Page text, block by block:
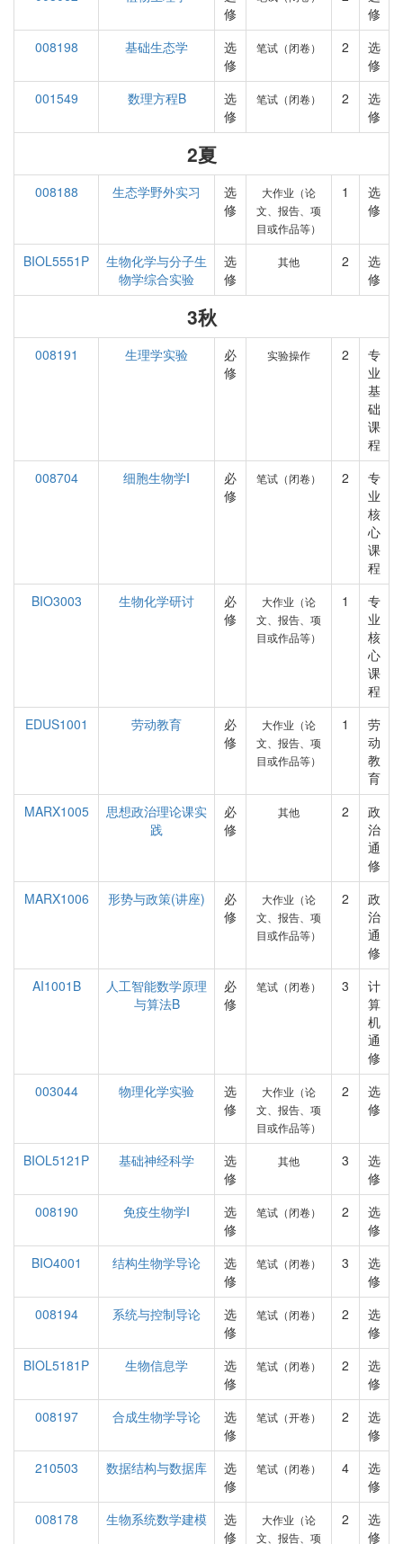
修
修
008198
基础生态学
选
修
笔试（闭卷） 2
选
修
001549
数理方程B
选
修
笔试（闭卷） 2
选
修
2夏
008188 生态学野外实习
选
修
大作业（论
文、报告、项
目或作品等）
1
选
修
BIOL5551P
生物化学与分子生
物学综合实验
选
修
其他 2
选
修
3秋
008191 生理学实验
必
修
实验操作 2
专
业
基
础
课
程
008704
细胞生物学I
必
修
笔试（闭卷） 2
专
业
核
心
课
程
BIO3003
生物化学研讨
必
修
大作业（论
文、报告、项
目或作品等）
1
专
业
核
心
课
程
EDUS1001
劳动教育
必
修
大作业（论
文、报告、项
目或作品等）
1
劳
动
教
育
MARX1005
思想政治理论课实
践
必
修
其他 2
政
治
通
修
MARX1006
形势与政策(讲座)
必
修
大作业（论
文、报告、项
目或作品等）
2
政
治
通
修
AI1001B
人工智能数学原理
与算法B
必
修
笔试（闭卷） 3
计
算
机
通
修
003044
物理化学实验
选
修
大作业（论
文、报告、项
目或作品等）
2
选
修
BIOL5121P 基础神经科学
选
修
其他 3
选
修
008190
免疫生物学I
选
修
笔试（闭卷） 2
选
修
BIO4001
结构生物学导论
选
修
笔试（闭卷） 3
选
修
008194
系统与控制导论
选
修
笔试（闭卷） 2
选
修
BIOL5181P
生物信息学
选
修
笔试（闭卷） 2
选
修
008197
合成生物学导论
选
修
笔试（开卷） 2
选
修
210503
数据结构与数据库
选
修
笔试（闭卷） 4
选
修
008178
生物系统数学建模
选
修
大作业（论
文、报告、项
2
选
修